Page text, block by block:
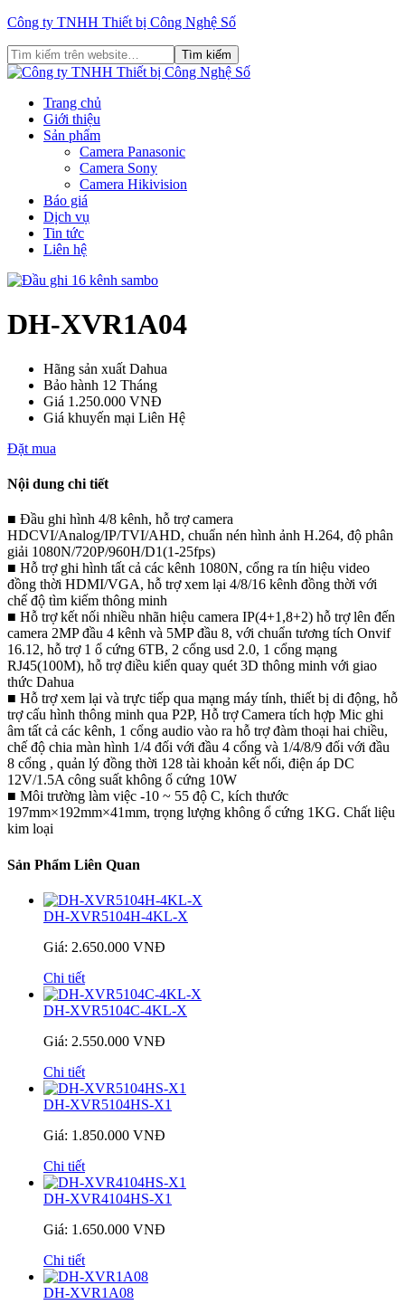
Công ty TNHH Thiết bị Công Nghệ Số
Trang chủ
Giới thiệu
Sản phẩm
Camera Panasonic
Camera Sony
Camera Hikivision
Báo giá
Dịch vụ
Tin tức
Liên hệ
DH-XVR1A04
Hãng sản xuất Dahua
Bảo hành 12 Tháng
Giá 1.250.000 VNĐ
Giá khuyến mại Liên Hệ
Đặt mua
Nội dung chi tiết
■ Đầu ghi hình 4/8 kênh, hỗ trợ camera
HDCVI/Analog/IP/TVI/AHD, chuẩn nén hình ảnh H.264, độ phân
giải 1080N/720P/960H/D1(1-25fps)
■ Hỗ trợ ghi hình tất cả các kênh 1080N, cổng ra tín hiệu video
đồng thời HDMI/VGA, hỗ trợ xem lại 4/8/16 kênh đồng thời với
chế độ tìm kiếm thông minh
■ Hỗ trợ kết nối nhiều nhãn hiệu camera IP(4+1,8+2) hỗ trợ lên đến
camera 2MP đầu 4 kênh và 5MP đầu 8, với chuẩn tương tích Onvif
16.12, hỗ trợ 1 ổ cứng 6TB, 2 cổng usd 2.0, 1 cổng mạng
RJ45(100M), hỗ trợ điều kiển quay quét 3D thông minh với giao
thức Dahua
■ Hỗ trợ xem lại và trực tiếp qua mạng máy tính, thiết bị di động, hỗ
trợ cấu hình thông minh qua P2P, Hỗ trợ Camera tích hợp Mic ghi
âm tất cả các kênh, 1 cổng audio vào ra hỗ trợ đàm thoại hai chiều,
chế độ chia màn hình 1/4 đối với đầu 4 cổng và 1/4/8/9 đối với đầu
8 cổng , quản lý đồng thời 128 tài khoản kết nối, điện áp DC
12V/1.5A công suất không ổ cứng 10W
■ Môi trường làm việc -10 ~ 55 độ C, kích thước
197mm×192mm×41mm, trọng lượng không ổ cứng 1KG. Chất liệu
kim loại
Sản Phẩm Liên Quan
DH-XVR5104H-4KL-X
Giá: 2.650.000 VNĐ
Chi tiết
DH-XVR5104C-4KL-X
Giá: 2.550.000 VNĐ
Chi tiết
DH-XVR5104HS-X1
Giá: 1.850.000 VNĐ
Chi tiết
DH-XVR4104HS-X1
Giá: 1.650.000 VNĐ
Chi tiết
DH-XVR1A08